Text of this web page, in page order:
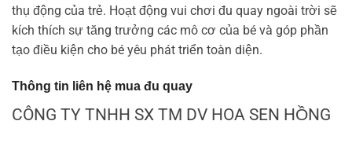
thụ động của trẻ. Hoạt động vui chơi đu quay ngoài trời sẽ
kích thích sự tăng trưởng các mô cơ của bé và góp phần
tạo điều kiện cho bé yêu phát triển toàn diện.
Thông tin liên hệ mua đu quay
CÔNG TY TNHH SX TM DV HOA SEN HỒNG